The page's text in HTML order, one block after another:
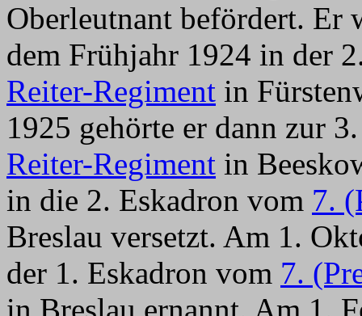
Oberleutnant befördert. Er
dem Frühjahr 1924 in der
Reiter-Regiment in
1925 gehörte er dann zur
Reiter-Regiment in
in die 2. Eskadron vom 7.
Breslau versetzt. Am 1.
der 1. Eskadron vom 7.